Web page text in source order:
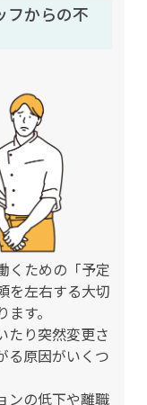
フからの不
くための「予定
を左右する大切
す。
たり突然変更さ
る原因がいくつ
ンの低下や離職